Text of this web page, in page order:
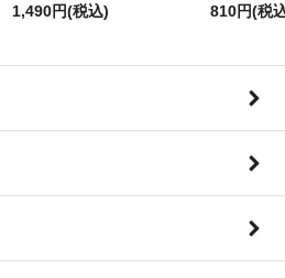
1,490円(税込) 810円(税